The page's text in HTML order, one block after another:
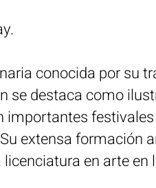
conocida por su
se destaca como
importantes
extensa formación
en arte